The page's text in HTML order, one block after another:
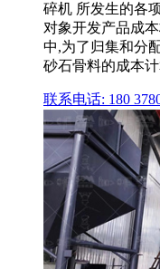
碎机 所发生的各
对象开发产品成
中,为了归集和分
砂石骨料的成本
联系电话: 180